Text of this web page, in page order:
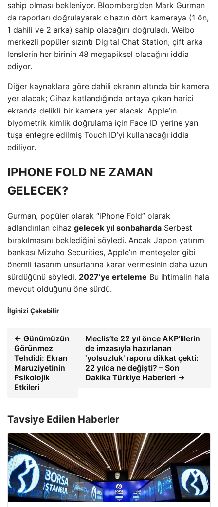
sahip olması bekleniyor. Bloomberg’den Mark Gurman
da raporları doğrulayarak cihazın dört kameraya (1 ön,
1 dahili ve 2 arka) sahip olacağını doğruladı. Weibo
merkezli popüler sızıntı Digital Chat Station, çift arka
lenslerin her birinin 48 megapiksel olacağını iddia
ediyor.
Diğer kaynaklara göre dahili ekranın altında bir kamera
yer alacak; Cihaz katlandığında ortaya çıkan harici
ekranda delikli bir kamera yer alacak. Apple’ın
biyometrik kimlik doğrulama için Face ID yerine yan
tuşa entegre edilmiş Touch ID’yi kullanacağı iddia
ediliyor.
IPHONE FOLD NE ZAMAN
GELECEK?
Gurman, popüler olarak “iPhone Fold” olarak
adlandırılan cihaz gelecek yıl sonbaharda Serbest
bırakılmasını beklediğini söyledi. Ancak Japon yatırım
bankası Mizuho Securities, Apple’ın menteşeler gibi
önemli tasarım unsurlarına karar vermesinin daha uzun
sürdüğünü söyledi. 2027’ye erteleme Bu ihtimalin hala
mevcut olduğunu öne sürdü.
İlginizi Çekebilir
← Günümüzün
Görünmez
Tehdidi: Ekran
Maruziyetinin
Psikolojik
Etkileri
Meclis’te 22 yıl önce AKP’lilerin
de imzasıyla hazırlanan
‘yolsuzluk’ raporu dikkat çekti:
22 yılda ne değişti? – Son
Dakika Türkiye Haberleri →
Tavsiye Edilen Haberler